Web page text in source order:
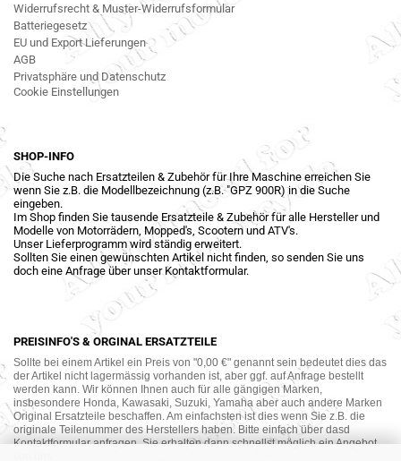
Widerrufsrecht & Muster-Widerrufsformular
Batteriegesetz
EU und Export Lieferungen
AGB
Privatsphäre und Datenschutz
Cookie Einstellungen
SHOP-INFO
Die Suche nach Ersatzteilen & Zubehör für Ihre Maschine erreichen Sie
wenn Sie z.B. die Modellbezeichnung (z.B. "GPZ 900R) in die Suche
eingeben.
Im Shop finden Sie tausende Ersatzteile & Zubehör für alle Hersteller und
Modelle von Motorrädern, Mopped's, Scootern und ATV's.
Unser Lieferprogramm wird ständig erweitert.
Sollten Sie einen gewünschten Artikel nicht finden, so senden Sie uns
doch eine Anfrage über unser Kontaktformular.
PREISINFO'S & ORGINAL ERSATZTEILE
Sollte bei einem Artikel ein Preis von "0,00 €" genannt sein bedeutet dies das
der Artikel nicht lagermässig vorhanden ist, aber ggf. auf Anfrage bestellt
werden kann. Wir können Ihnen auch für alle gängigen Marken,
insbesondere Honda, Kawasaki, Suzuki, Yamaha aber auch andere Marken
Original Ersatzteile beschaffen. Am einfachsten ist dies wenn Sie z.B. die
originale Teilenummer des Herstellers haben. Bitte einfach über dasd
Kontaktformular anfragen. Sie erhalten dann schnellst möglich ein Angebot